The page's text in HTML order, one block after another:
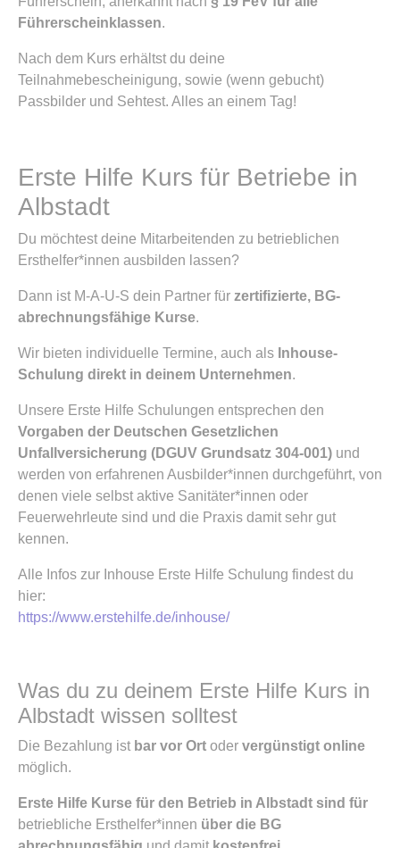
Führerscheinklassen.
Nach dem Kurs erhältst du deine
Teilnahmebescheinigung, sowie (wenn gebucht)
Passbilder und Sehtest. Alles an einem Tag!
Erste Hilfe Kurs für Betriebe in
Albstadt
Du möchtest deine Mitarbeitenden zu betrieblichen
Ersthelfer*innen ausbilden lassen?
Dann ist M-A-U-S dein Partner für zertifizierte, BG-
abrechnungsfähige Kurse.
Wir bieten individuelle Termine, auch als Inhouse-
Schulung direkt in deinem Unternehmen.
Unsere Erste Hilfe Schulungen entsprechen den
Vorgaben der Deutschen Gesetzlichen
Unfallversicherung (DGUV Grundsatz 304-001) und
werden von erfahrenen Ausbilder*innen durchgeführt, von
denen viele selbst aktive Sanitäter*innen oder
Feuerwehrleute sind und die Praxis damit sehr gut
kennen.
Alle Infos zur Inhouse Erste Hilfe Schulung findest du
hier:
https://www.erstehilfe.de/inhouse/
Was du zu deinem Erste Hilfe Kurs in
Albstadt wissen solltest
Die Bezahlung ist bar vor Ort oder vergünstigt online
möglich.
Erste Hilfe Kurse für den Betrieb in Albstadt sind für
betriebliche Ersthelfer*innen über die BG